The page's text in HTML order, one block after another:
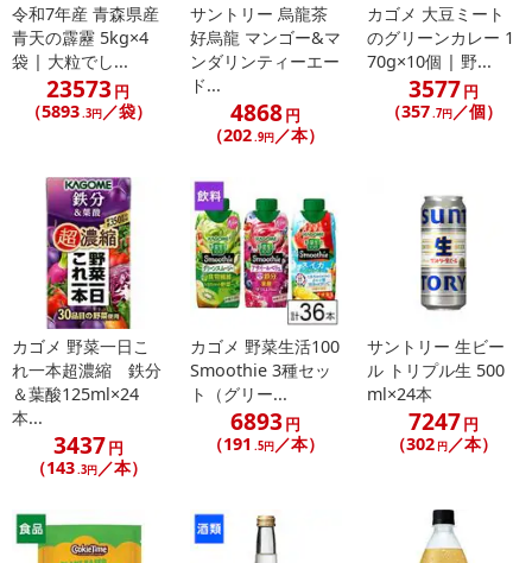
令和7年産 青森県産
青天の霹靂 5kg×4
袋 | 大粒でし...
23573円
（5893 .3円／袋）
サントリー 烏龍茶
好烏龍 マンゴー&マ
ンダリンティーエー
ド...
4868円
（202 .9円 ／本）
カゴメ 大豆ミート
のグリーンカレー 1
70g×10個 | 野...
3577円
（357 .7円 ／個）
カゴメ 野菜一日こ
れ一本超濃縮 鉄分
＆葉酸125ml×24
本...
3437円
（143.3円／本）
カゴメ 野菜生活100
Smoothie 3種セッ
ト（グリー...
6893円
（191 .5円／本）
サントリー 生ビー
ル トリプル生 500
ml×24本
7247円
（302 円／本）